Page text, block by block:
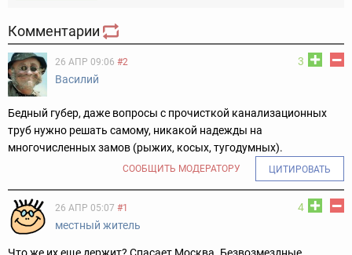
Комментарии
3
26 АПР 09:06 #2
Василий
Бедный губер, даже вопросы с прочисткой канализационных
труб нужно решать самому, никакой надежды на
многочисленных замов (рыжих, косых, тугодумных).
СООБЩИТЬ МОДЕРАТОРУ ЦИТИРОВАТЬ
4
26 АПР 05:07 #1
местный житель
Что же их еще держит? Спасает Москва. Безвозмездные